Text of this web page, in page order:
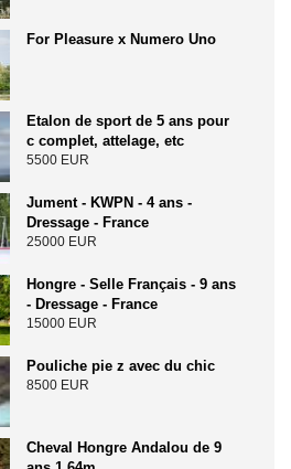
For Pleasure x Numero Uno
Etalon de sport de 5 ans pour
c complet, attelage, etc
5500 EUR
Jument - KWPN - 4 ans -
Dressage - France
25000 EUR
Hongre - Selle Français - 9 ans
- Dressage - France
15000 EUR
Pouliche pie z avec du chic
8500 EUR
Cheval Hongre Andalou de 9